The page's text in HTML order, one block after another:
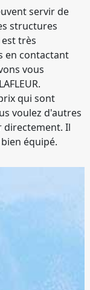
servir de
structures
très
en contactant
vous
qui sont
voulez d'autres
directement. Il
équipé.